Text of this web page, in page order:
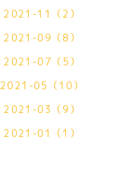
2021-11（2）
2021-09（8）
2021-07（5）
2021-05（10）
2021-03（9）
2021-01（1）